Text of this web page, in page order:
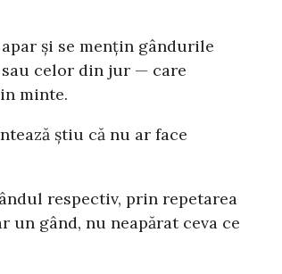
și se mențin gândurile
sau celor din jur — care
minte.
știu că nu ar face
respectiv, prin repetarea
un gând, nu neapărat ceva ce